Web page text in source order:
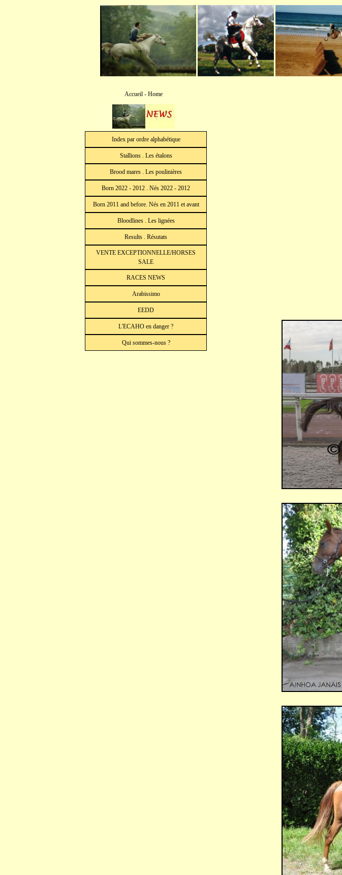
Accueil - Home
Index par ordre alphabétique
Stallions . Les étalons
Brood mares . Les poulinières
Born 2022 - 2012 . Nés 2022 - 2012
Born 2011 and before. Nés en 2011 et avant
Bloodlines . Les lignées
Results . Résutats
VENTE EXCEPTIONNELLE/HORSES
SALE
RACES NEWS
Arabissimo
EEDD
L'ECAHO en danger ?
Qui sommes-nous ?